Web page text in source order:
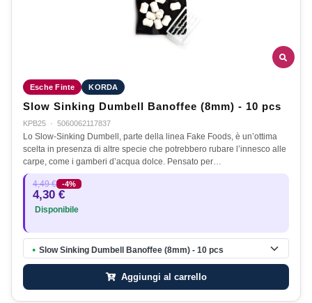
Esche Finte KORDA
Slow Sinking Dumbell Banoffee (8mm) - 10 pcs
KPB25 · 5060062117837
Lo Slow-Sinking Dumbell, parte della linea Fake Foods, è un’ottima
scelta in presenza di altre specie che potrebbero rubare l’innesco alle
carpe, come i gamberi d’acqua dolce. Pensato per…
4,49 € -4%
4,30 €
Disponibile
● Slow Sinking Dumbell Banoffee (8mm) - 10 pcs
Aggiungi al carrello